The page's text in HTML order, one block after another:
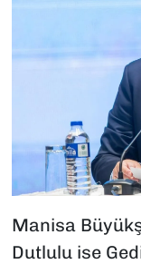
Manisa
Dutlulu ise